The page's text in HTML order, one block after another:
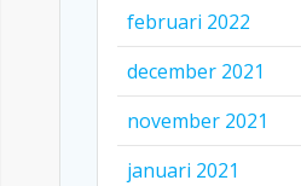
februari 2022
december 2021
november 2021
januari 2021